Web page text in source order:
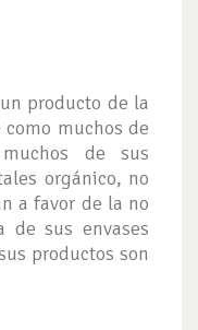
producto de la
muchos de
de sus
orgánico, no
a favor de la no
de sus envases
productos son